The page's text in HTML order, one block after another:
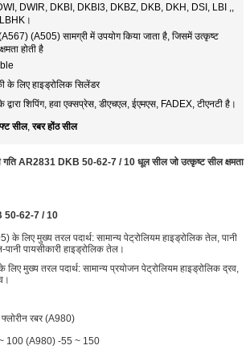
DWIR, DKBI, DKBI3, DKBZ, DKB, DKH, DSI, LBI ,,
(A505) सामग्री में उपयोग किया जाता है, जिसमें उत्कृष्ट
होती है
के लिए हाइड्रोलिक सिलेंडर
द्वारा शिपिंग, हवा एक्सप्रेस, डीएचएल, ईएमएस, FADEX, टीएनटी है।
सील,रबर होंठ सील
गति AR2831 DKB 50-62-7 / 10 धूल सील जो उत्कृष्ट सील क्षमता
50-62-7 / 10
के लिए मुख्य तरल पदार्थ: सामान्य पेट्रोलियम हाइड्रोलिक तेल, पानी
पायसीकारी हाइड्रोलिक तेल।
मुख्य तरल पदार्थ: सामान्य प्रयोजन पेट्रोलियम हाइड्रोलिक द्रव,
फ्लोरीन रबर (A980)
100 (A980) -55 ~ 150